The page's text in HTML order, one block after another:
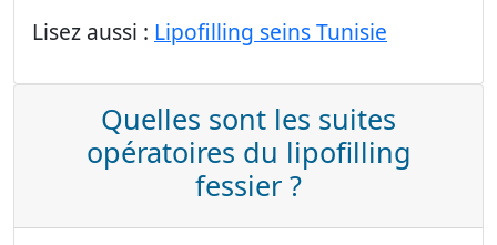
Lisez aussi : Lipofilling seins Tunisie
Quelles sont les suites
opératoires du lipofilling
fessier ?